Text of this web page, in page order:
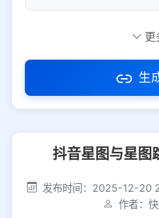
访问密码
社交平台
更
生
抖音星图与星图
发布时间：2025-12-20
作者：